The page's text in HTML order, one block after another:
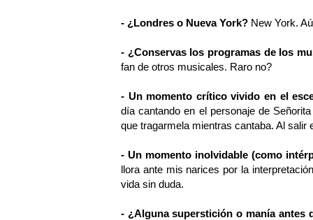
- ¿Londres o Nueva York? New York.
- ¿Conservas los programas de los
fan de otros musicales. Raro no?
- Un momento crítico vivido en el
día cantando en el personaje de
que tragarmela mientras cantaba. Al
- Un momento inolvidable (como
llora ante mis narices por la
vida sin duda.
- ¿Alguna superstición o manía antes